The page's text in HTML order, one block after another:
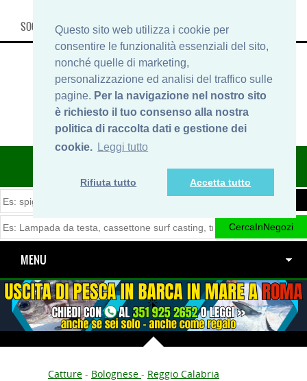
Questo sito web utilizza i cookie per
consentire le funzionalità essenziali del sito,
nonché quelle di marketing,
personalizzazione ed analisi del traffico sulle
pagine. Per la navigazione nel nostro sito
è richiesto il tuo consenso alla nostra
politica di raccolta dati e gestione dei
cookie. Leggi tutto
Rifiuta tutto Accetta tutto
SOCIAL, INFO & SHOP
ITINERARIDIPESCA.IT
MENU
Catture - Bolognese - Reggio Calabria